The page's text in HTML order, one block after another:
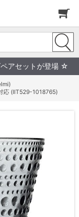
アセットが登場 ☆
応 (IIT529-1018765)